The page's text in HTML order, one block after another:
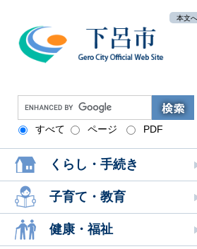
本文へ
G
o
o
g
l
e
カ
ス
タ
ム
すべて ページ PDF
くらし・手続き
子育て・教育
健康・福祉